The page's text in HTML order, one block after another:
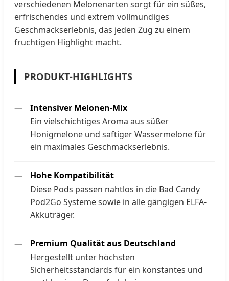
verschiedenen Melonenarten sorgt für ein süßes,
erfrischendes und extrem vollmundiges
Geschmackserlebnis, das jeden Zug zu einem
fruchtigen Highlight macht.
PRODUKT-HIGHLIGHTS
Intensiver Melonen-Mix
Ein vielschichtiges Aroma aus süßer
Honigmelone und saftiger Wassermelone für
ein maximales Geschmackserlebnis.
Hohe Kompatibilität
Diese Pods passen nahtlos in die Bad Candy
Pod2Go Systeme sowie in alle gängigen ELFA-
Akkuträger.
Premium Qualität aus Deutschland
Hergestellt unter höchsten
Sicherheitsstandards für ein konstantes und